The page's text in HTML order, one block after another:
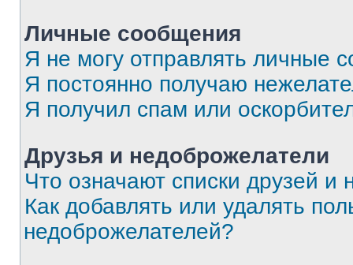
Личные сообщения
Я не могу отправлять личные
Я постоянно получаю
Я получил спам или
Друзья и недоброжелатели
Что означают списки друзей и
Как добавлять или удалять
недоброжелателей?